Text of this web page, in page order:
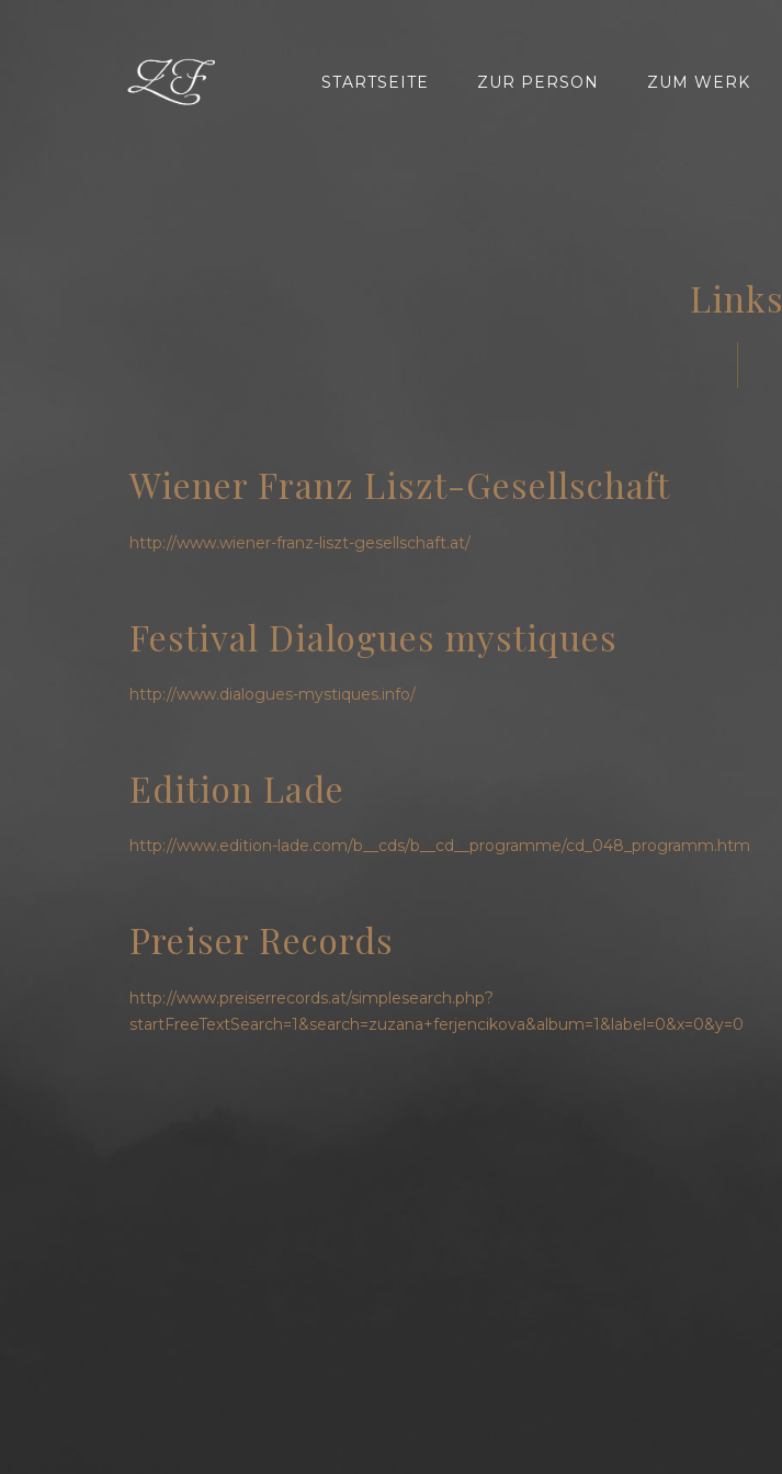
STARTSEITE ZUR PERSON ZUM WERK
Links
Wiener Franz Liszt-Gesellschaft
http://www.wiener-franz-liszt-gesellschaft.at/
Festival Dialogues mystiques
http://www.dialogues-mystiques.info/
Edition Lade
http://www.edition-lade.com/b__cds/b__cd__programme/cd_048_programm.htm
Preiser Records
http://www.preiserrecords.at/simplesearch.php?
startFreeTextSearch=1&search=zuzana+ferjencikova&album=1&label=0&x=0&y=0